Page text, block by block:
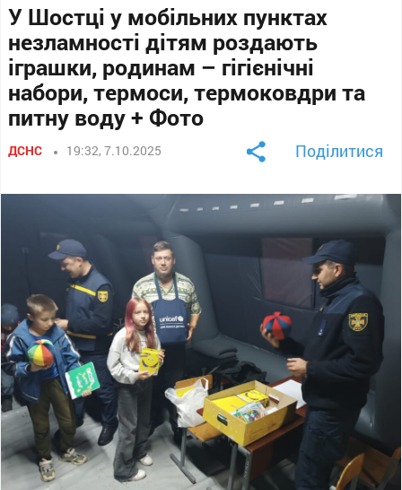
У Шостці у мобільних пунктах
незламності дітям роздають
іграшки, родинам – гігієнічні
набори, термоси, термоковдри та
питну воду + Фото
ДСНС 19:32, 7.10.2025 Поділитися